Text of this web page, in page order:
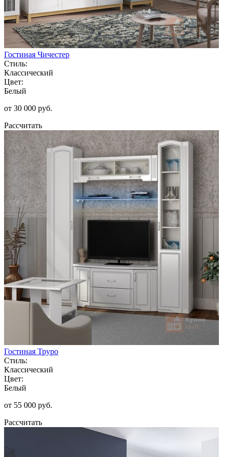
Гостиная Чичестер
Стиль:
Классический
Цвет:
Белый
от 30 000 руб.
Рассчитать
Гостиная Труро
Стиль:
Классический
Цвет:
Белый
от 55 000 руб.
Рассчитать